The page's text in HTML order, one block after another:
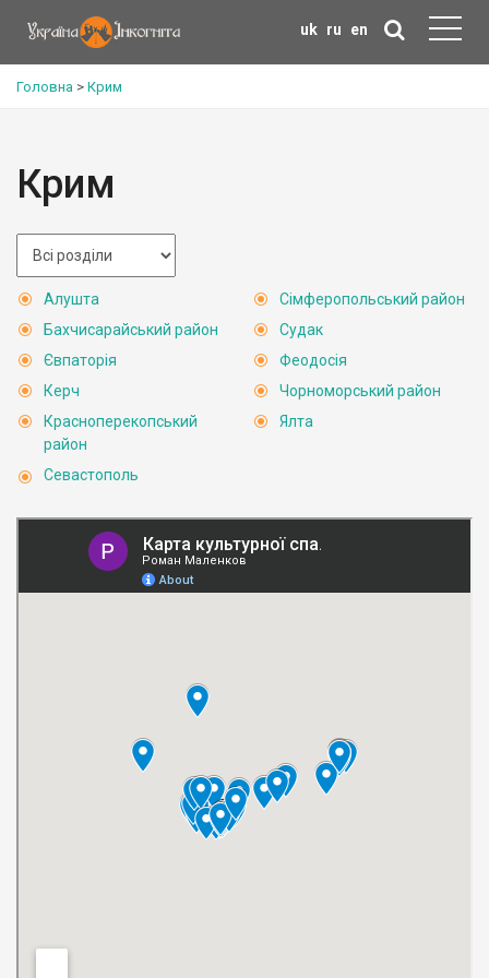
uk ru en
Головна > Крим
Крим
Алушта
Бахчисарайський район
Євпаторія
Керч
Красноперекопський
район
Севастополь
Сімферопольський район
Судак
Феодосія
Чорноморський район
Ялта